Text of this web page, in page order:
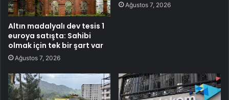
Altın madalyalı dev tesis 1
euroya satışta: Sahibi
olmak için tek bir şart var
Ağustos 7, 2026
Ağustos 7, 2026